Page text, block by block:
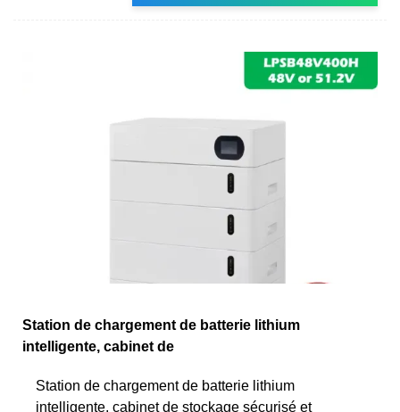
Station de chargement de batterie lithium
intelligente, cabinet de
Station de chargement de batterie lithium
intelligente, cabinet de stockage sécurisé et